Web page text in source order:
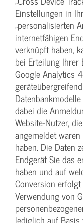
Einstellungen in
„personalisierten
internetfähigen
verknüpft haben,
bei Erteilung
Google Analytics
dabei die
Website-Nutzer,
angemeldet
haben. Die Daten
Endgerät Sie das
haben und auf
Conversion
Verwendung von